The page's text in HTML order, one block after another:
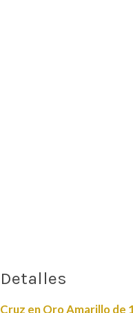
Detalles
Cruz en Oro Amarillo de